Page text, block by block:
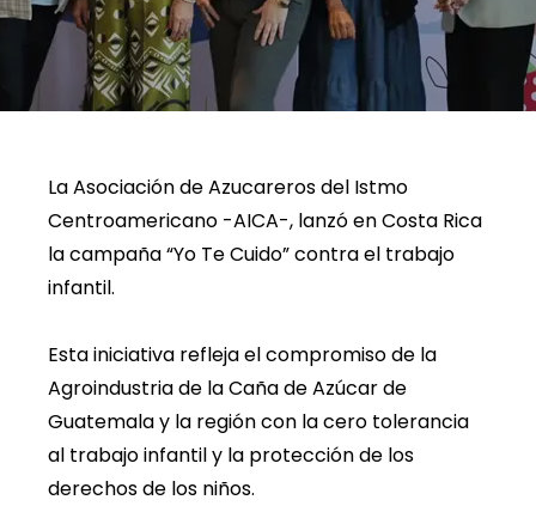
La Asociación de Azucareros del Istmo
Centroamericano -AICA-, lanzó en Costa Rica
la campaña “Yo Te Cuido” contra el trabajo
infantil.
Esta iniciativa refleja el compromiso de la
Agroindustria de la Caña de Azúcar de
Guatemala y la región con la cero tolerancia
al trabajo infantil y la protección de los
derechos de los niños.